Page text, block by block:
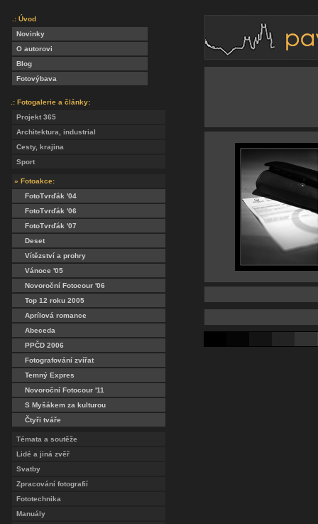
.: Úvod
Novinky
O autorovi
Blog
Fotovýbava
.: Fotogalerie a články:
Projekt 365
Architektura, industrial
Cesty, krajina
Sport
» Fotoakce:
FotoTvrďák '04
FotoTvrďák '06
FotoTvrďák '07
Deset
Vítězství a prohry
Vánoce '05
Novoroční Fotocour '06
Top 12 roku 2005
Aprílová romance
Abeceda
PPČD 2006
Fotografování zvířat
Temný Expres
Novoroční Fotocour '11
S Myšákem za kulturou
Čtyři tváře
Témata a soutěže
Lidé a jiná zvěř
Svatby
Zpracování fotografií
Fototechnika
Manuály